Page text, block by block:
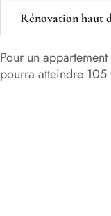
Rénovation haut
Pour un
pourra atteindre